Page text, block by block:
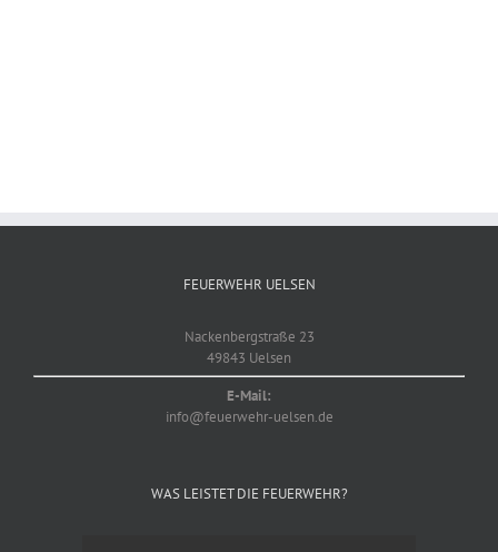
FEUERWEHR UELSEN
Nackenbergstraße 23
49843 Uelsen
E-Mail:
info@feuerwehr-uelsen.de
WAS LEISTET DIE FEUERWEHR?